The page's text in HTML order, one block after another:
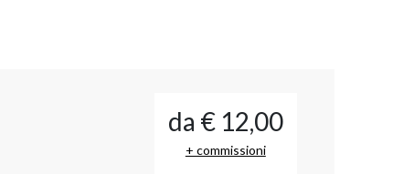
da € 12,00
+ commissioni